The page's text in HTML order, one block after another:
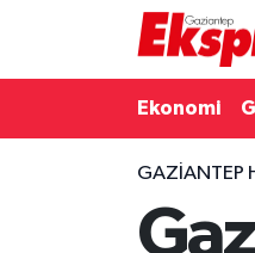
Ekonomi
GAZIANTEP
Gaziantep son
Puan Durumu ve